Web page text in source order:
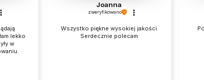
lekko
w
Joanna
zweryfikowano
Wszystko piękne wysokiej jakości
Serdecznie polecam